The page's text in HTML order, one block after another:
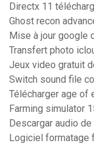
Directx 11
Ghost recon
Mise à jour google
Transfert photo
Jeux video gratuit
Switch sound file
Télécharger age of
Farming simulator
Descargar audio
Logiciel formatage